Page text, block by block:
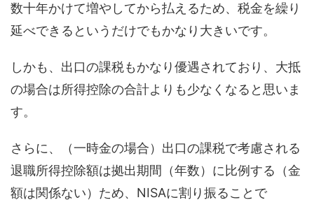
数十年かけて増やしてから払えるため、税金を繰り
延べできるというだけでもかなり大きいです。
しかも、出口の課税もかなり優遇されており、大抵
の場合は所得控除の合計よりも少なくなると思いま
す。
さらに、（一時金の場合）出口の課税で考慮される
退職所得控除額は拠出期間（年数）に比例する（金
額は関係ない）ため、NISAに割り振ることで